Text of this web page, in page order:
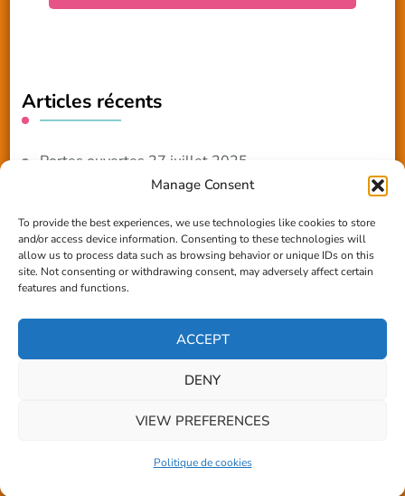
Manage Consent
To provide the best experiences, we use technologies like cookies to store
and/or access device information. Consenting to these technologies will
allow us to process data such as browsing behavior or unique IDs on this
site. Not consenting or withdrawing consent, may adversely affect certain
features and functions.
ACCEPT
DENY
VIEW PREFERENCES
Politique de cookies
Articles récents
Portes ouvertes 27 juillet 2025
Reportage TV Com
Construction en terre-paille
Chantier Participatif Terre Paille 6/7/24
© Copyright 2026Les amis du Village
. Propulsé parWordPress